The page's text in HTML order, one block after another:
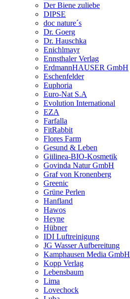
Der Biene zuliebe
DIPSE
doc nature´s
Dr. Goerg
Dr. Hauschka
Enichlmayr
Ennsthaler Verlag
ErdmannHAUSER GmbH
Eschenfelder
Euphoria
Euro-Nat S.A
Evolution International
EZA
Farfalla
FitRabbit
Flores Farm
Gesund & Leben
Giilinea-BIO-Kosmetik
Govinda Natur GmbH
Graf von Kronenberg
Greenic
Grüne Perlen
Hanfland
Hawos
Heyne
Hübner
IDI Luftreinigung
JG Wasser Aufbereitung
Kamphausen Media GmbH
Kopp Verlag
Lebensbaum
Lima
Lovechock